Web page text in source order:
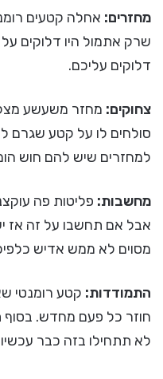
מחזרים: אחלה קטעים
שרק אתמול היו דלוקים
דלוקים עליכם.
צחוקים: מחזר משעשע
סולחים לו על קטע
למחזרים שיש להם חוש
מחשבות: פליטות פה
אבל אם תחשבו על זה אז
מסוים לא ממש אדיש
התמודדות: קטע רומנטי
חוזר כל פעם מחדש.
לא תתחילו בזה כבר